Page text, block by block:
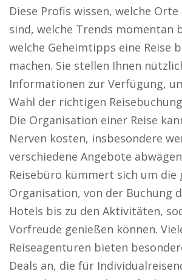
Diese Profis wissen, welche
sind, welche Trends momentan
welche Geheimtipps eine Reise
machen. Sie stellen Ihnen
Informationen zur Verfügung,
Wahl der richtigen
Die Organisation einer Reise
Nerven kosten, insbesondere
verschiedene Angebote
Reisebüro kümmert sich um die
Organisation, von der Buchung
Hotels bis zu den Aktivitäten,
Vorfreude genießen können.
Reiseagenturen bieten
Deals an, die für